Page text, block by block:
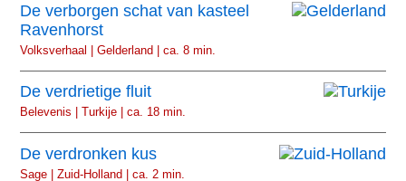
De verborgen schat van kasteel
Ravenhorst
Volksverhaal | Gelderland | ca. 8 min.
De verdrietige fluit
Belevenis | Turkije | ca. 18 min.
De verdronken kus
Sage | Zuid-Holland | ca. 2 min.